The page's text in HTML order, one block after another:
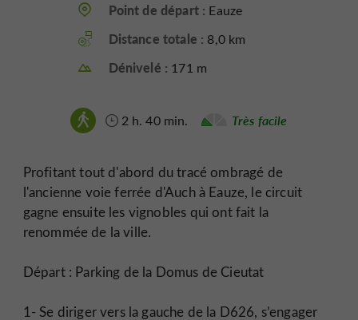
Point de départ : Eauze
Distance totale : 8,0 km
Dénivelé : 171 m
2 h. 40 min. Très facile
Profitant tout d'abord du tracé ombragé de
l'ancienne voie ferrée d'Auch à Eauze, le circuit
gagne ensuite les vignobles qui ont fait la
renommée de la ville.
Départ : Parking de la Domus de Cieutat
1- Se diriger vers la gauche de la D626, s’engager